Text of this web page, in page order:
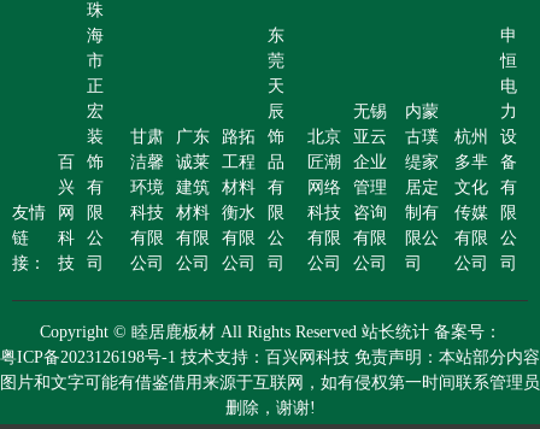
友情
链
接：
百
兴
网
科
技
珠
海
市
正
宏
装
饰
有
限
公
司
甘肃
洁馨
环境
科技
有限
公司
广东
诚莱
建筑
材料
有限
公司
路拓
工程
材料
衡水
有限
公司
东
莞
天
辰
饰
品
有
限
公
司
北京
匠潮
网络
科技
有限
公司
无锡
亚云
企业
管理
咨询
有限
公司
内蒙
古璞
缇家
居定
制有
限公
司
杭州
多芈
文化
传媒
有限
公司
申
恒
电
力
设
备
有
限
公
司
Copyright © 睦居鹿板材 All Rights Reserved 站长统计 备案号：
粤ICP备2023126198号-1 技术支持：百兴网科技 免责声明：本站部分内容
图片和文字可能有借鉴借用来源于互联网，如有侵权第一时间联系管理员
删除，谢谢!